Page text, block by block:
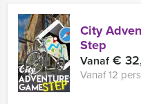
City
Step
Vanaf€
Vanaf 12